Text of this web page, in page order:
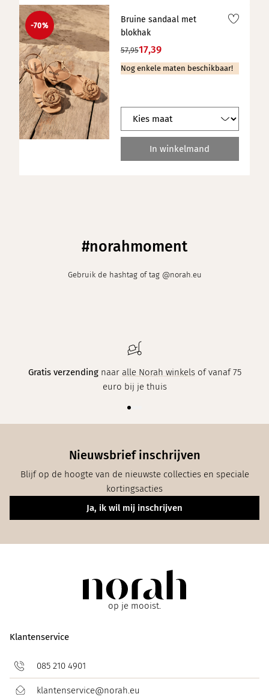
-70%
Bruine sandaal met
blokhak
57,9517,39
Nog enkele maten beschikbaar!
In winkelmand
#norahmoment
Gebruik de hashtag of tag @norah.eu
Gratis verzendingnaar alle Norah winkelsof vanaf 75
euro bij je thuis
Nieuwsbrief inschrijven
Blijf op de hoogte van de nieuwste collecties en speciale
kortingsacties
Ja, ik wil mij inschrijven
op je mooist.
Klantenservice
085 210 4901
klantenservice@norah.eu